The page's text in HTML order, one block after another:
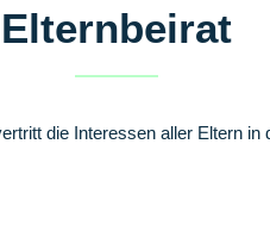
Elternbeirat
die Interessen aller Eltern